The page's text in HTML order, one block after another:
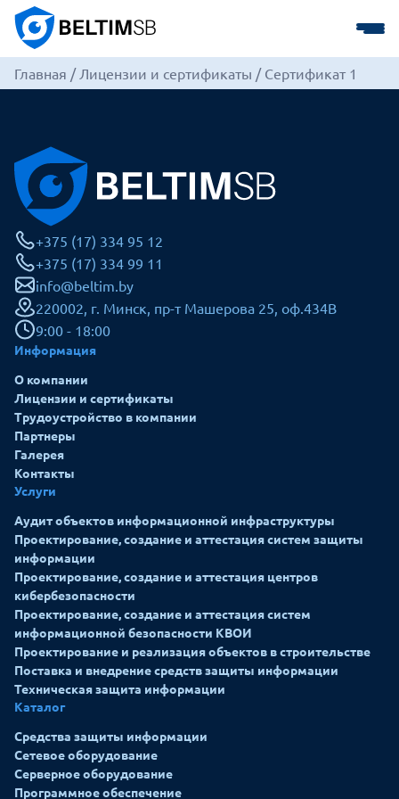
Главная / Лицензии и сертификаты / Сертификат 1
+375 (17) 334 95 12
+375 (17) 334 99 11
info@beltim.by
220002, г. Минск, пр-т Машерова 25, оф.434В
9:00 - 18:00
Информация
О компании
Лицензии и сертификаты
Трудоустройство в компании
Партнеры
Галерея
Контакты
Услуги
Аудит объектов информационной инфраструктуры
Проектирование, создание и аттестация систем защиты
информации
Проектирование, создание и аттестация центров
кибербезопасности
Проектирование, создание и аттестация систем
информационной безопасности КВОИ
Проектирование и реализация объектов в строительстве
Поставка и внедрение средств защиты информации
Техническая защита информации
Каталог
Средства защиты информации
Сетевое оборудование
Серверное оборудование
Программное обеспечение